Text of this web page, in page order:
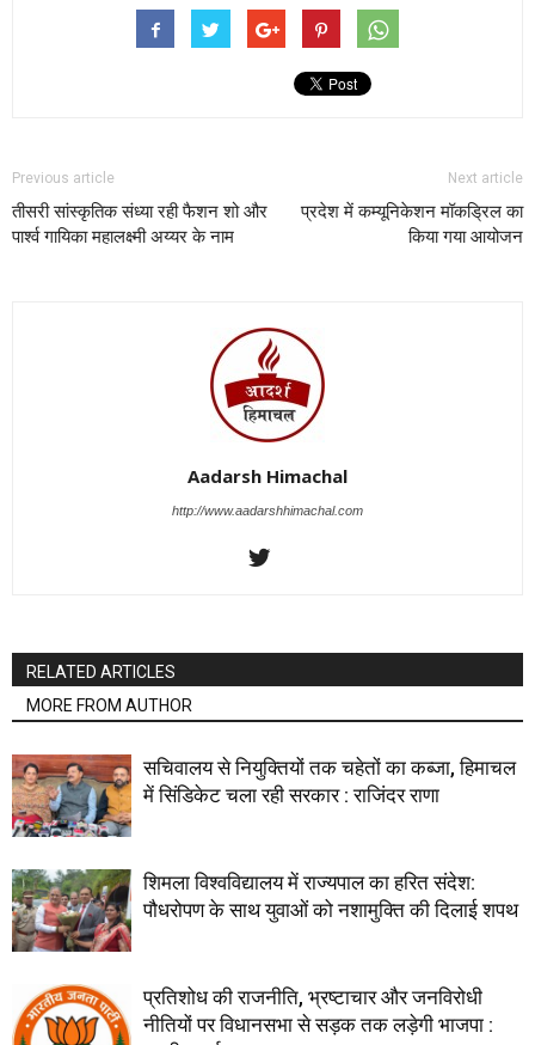
Previous article
तीसरी सांस्कृतिक संध्या रही फैशन शो और
पार्श्व गायिका महालक्ष्मी अय्यर के नाम
Next article
प्रदेश में कम्यूनिकेशन मॉकड्रिल का
किया गया आयोजन
Aadarsh Himachal
http://www.aadarshhimachal.com
RELATED ARTICLES
MORE FROM AUTHOR
सचिवालय से नियुक्तियों तक चहेतों का कब्जा, हिमाचल
में सिंडिकेट चला रही सरकार : राजिंदर राणा
शिमला विश्वविद्यालय में राज्यपाल का हरित संदेश:
पौधरोपण के साथ युवाओं को नशामुक्ति की दिलाई शपथ
प्रतिशोध की राजनीति, भ्रष्टाचार और जनविरोधी
नीतियों पर विधानसभा से सड़क तक लड़ेगी भाजपा :